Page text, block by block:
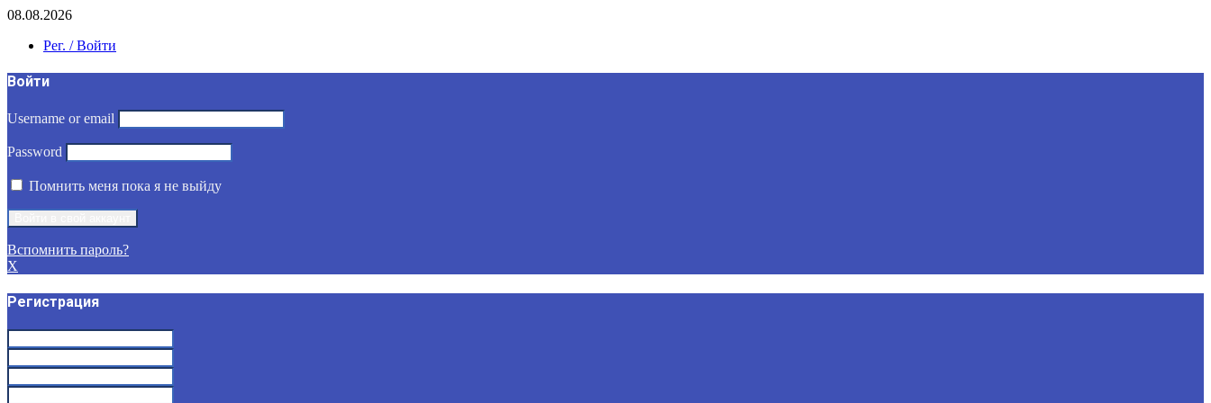
08.08.2026
Рег. / Войти
Войти
Username or email
Password
Помнить меня пока я не выйду
Вспомнить пароль?
X
Регистрация